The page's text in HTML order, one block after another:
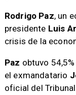
Rodrigo Paz, un
presidente Luis
crisis de la
Paz obtuvo
el exmandatario
oficial del